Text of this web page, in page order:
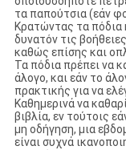
τα παπούτσια (εάν
Κρατώντας τα πόδια
δυνατόν τις
καθώς επίσης και
Τα πόδια πρέπει να
άλογο, και εάν το
πρακτικής για να
Καθημερινά να
βιβλία, εν τούτοις
μη οδήγηση, μια
είναι συχνά